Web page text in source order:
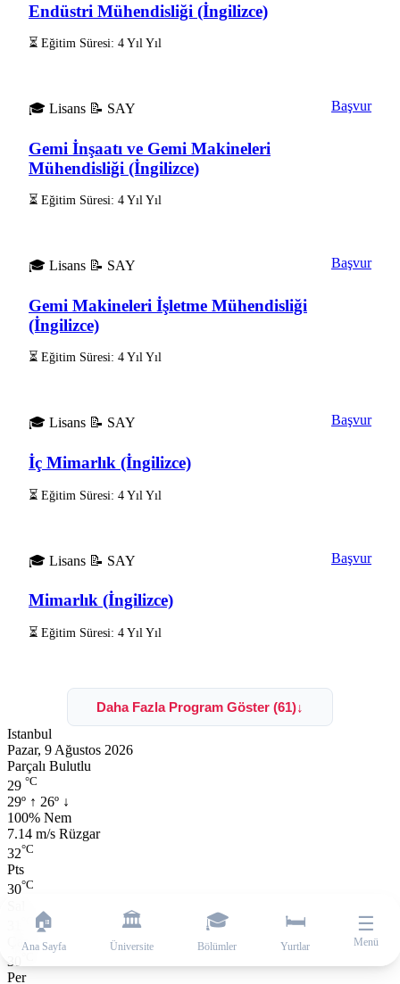
Endüstri Mühendisliği (İngilizce)
⏳ Eğitim Süresi: 4 Yıl Yıl
🎓 Lisans 📝 SAY
Gemi İnşaatı ve Gemi Makineleri
Mühendisliği (İngilizce)
⏳ Eğitim Süresi: 4 Yıl Yıl
Başvur
🎓 Lisans 📝 SAY
Gemi Makineleri İşletme Mühendisliği
(İngilizce)
⏳ Eğitim Süresi: 4 Yıl Yıl
Başvur
🎓 Lisans 📝 SAY
İç Mimarlık (İngilizce)
⏳ Eğitim Süresi: 4 Yıl Yıl
Başvur
🎓 Lisans 📝 SAY
Mimarlık (İngilizce)
⏳ Eğitim Süresi: 4 Yıl Yıl
Başvur
Daha Fazla Program Göster (61)↓
Istanbul
Pazar, 9 Ağustos 2026
Parçalı Bulutlu
29 °C
29º ↑ 26º ↓
Nem:
100% Nem
Rüzgar:
7.14 m/s Rüzgar
32°C
Pts
30°C
Çar
30
Per
🏠
Ana Sayfa
🏛️
Üniversite
🎓
Bölümler
🛏️
Yurtlar
☰
Menü